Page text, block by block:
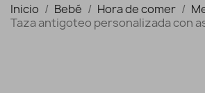
Inicio Bebé Hora de comer
Taza antigoteo personalizada con